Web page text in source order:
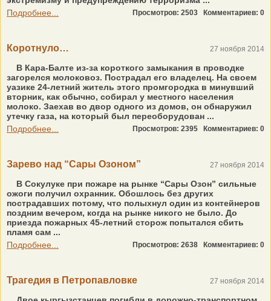
Подробнее...
Просмотров: 2503 Комментариев: 0
Коротнуло… 27 ноября 2014
В Кара-Балте из-за короткого замыкания в проводке
загорелся молоковоз. Пострадал его владелец. На своем
уазике 24-летний житель этого промгородка в минувший
вторник, как обычно, собирал у местного населения
молоко. Заехав во двор одного из домов, он обнаружил
утечку газа, на который был переоборудован ...
Подробнее...
Просмотров: 2395 Комментариев: 0
Зарево над “Сары Озоном” 27 ноября 2014
В Сокулуке при пожаре на рынке “Сары Озон” сильные
ожоги получил охранник. Обошлось без других
пострадавших потому, что полыхнул один из контейнеров
поздним вечером, когда на рынке никого не было. До
приезда пожарных 45-летний сторож попытался сбить
пламя сам ...
Подробнее...
Просмотров: 2638 Комментариев: 0
Трагедия в Петропавловке 27 ноября 2014